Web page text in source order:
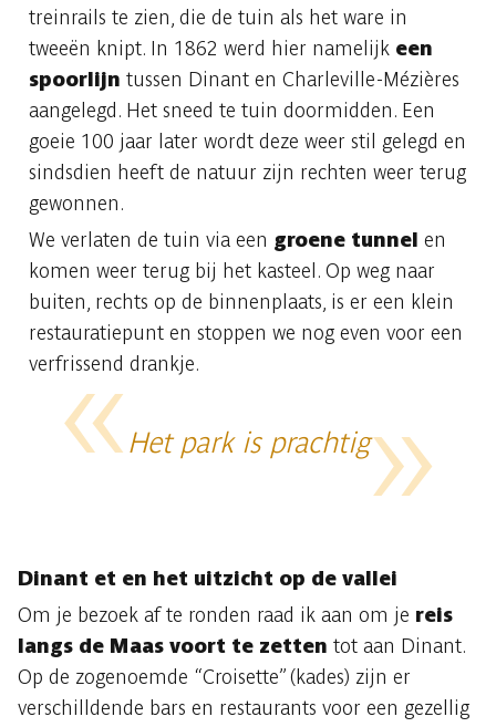
treinrails te zien, die de tuin als het ware in
tweeën knipt. In 1862 werd hier namelijk een
spoorlijn tussen Dinant en Charleville-Mézières
aangelegd. Het sneed te tuin doormidden. Een
goeie 100 jaar later wordt deze weer stil gelegd en
sindsdien heeft de natuur zijn rechten weer terug
gewonnen.
We verlaten de tuin via een groene tunnel en
komen weer terug bij het kasteel. Op weg naar
buiten, rechts op de binnenplaats, is er een klein
restauratiepunt en stoppen we nog even voor een
verfrissend drankje.
Het park is prachtig
Dinant et en het uitzicht op de vallei
Om je bezoek af te ronden raad ik aan om je reis
langs de Maas voort te zetten tot aan Dinant.
Op de zogenoemde “Croisette” (kades) zijn er
verschilldende bars en restaurants voor een gezellig